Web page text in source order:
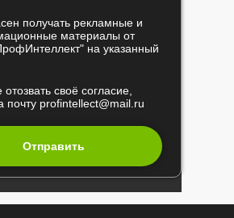
получать рекламные и
материалы от
на указанный
своё согласие,
почту profintellect@mail.ru
Отправить